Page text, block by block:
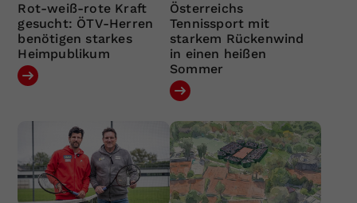
Rot-weiß-rote Kraft
gesucht: ÖTV-Herren
benötigen starkes
Heimpublikum
Österreichs
Tennissport mit
starkem Rückenwind
in einen heißen
Sommer